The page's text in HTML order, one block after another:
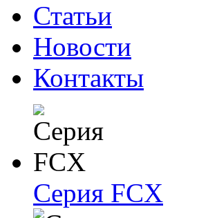
Статьи
Новости
Контакты
Серия FCX